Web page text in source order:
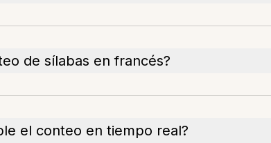
de sílabas en francés?
el conteo en tiempo real?